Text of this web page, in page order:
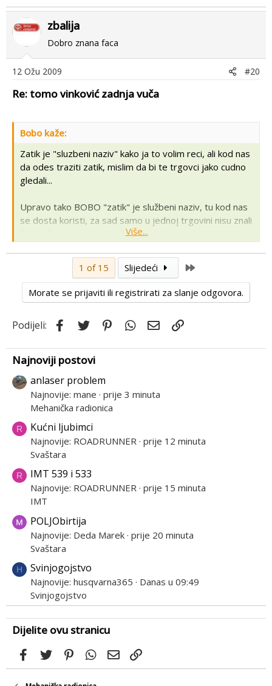
zbalija
Dobro znana faca
12 Ožu 2009 #20
Re: tomo vinković zadnja vuča
Bobo kaže:
Zatik je "sluzbeni naziv" kako ja to volim reci, ali kod nas
da odes traziti zatik, mislim da bi te trgovci jako cudno
gledali...
Upravo tako BOBO "zatik" je službeni naziv, tu kod nas
se dosta koristi, za sad samo u jednoj trgovini nisu znali
što tražim, najme kod njih se koristi naziv "utik", koliko
Ja većinom koristim službene riječi za strojne elementi,
ali lako objasni ako netko ne zna o čemu se radi.
Više...
1 of 15 Slijedeći
Morate se prijaviti ili registrirati za slanje odgovora.
Podijeli: Facebook
Twitter PinterestWhatsApp
Email
Najnoviji postovi
anlaser problem
Najnovije: mane prije 3 minuta
Mehanička radionica
R Kućni ljubimci
Najnovije: ROADRUNNER prije 12 minuta
Svaštara
R IMT 539 i 533
Najnovije: ROADRUNNER prije 15 minuta
IMT
POLJObirtija
Najnovije: Deda Marek prije 20 minuta
Svaštara
H Svinjogojstvo
Najnovije: husqvarna365
Danas u 09:49
Svinjogojstvo
Dijelite ovu stranicu
FacebookTwitterPinterestWhatsApp
Email